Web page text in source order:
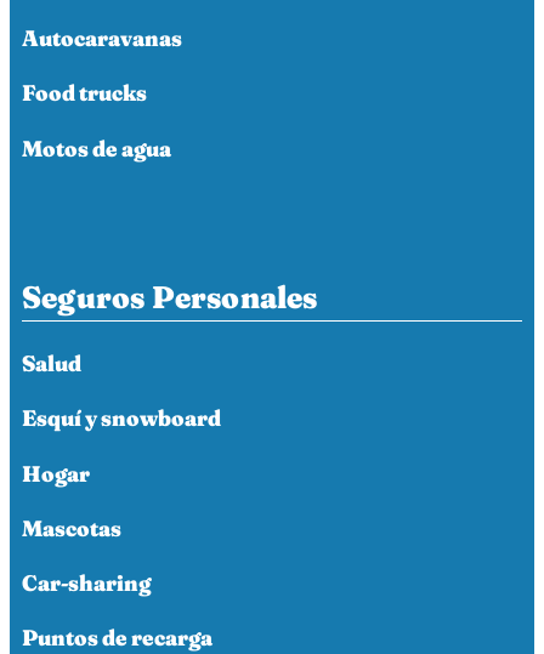
Autocaravanas
Food trucks
Motos de agua
Seguros Personales
Salud
Esquí y snowboard
Hogar
Mascotas
Car-sharing
Puntos de recarga